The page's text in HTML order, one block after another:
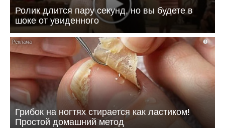
Ролик длится пару секунд, но вы будете в
шоке от увиденного
i
Грибок на ногтях стирается как ластиком!
Простой домашний метод